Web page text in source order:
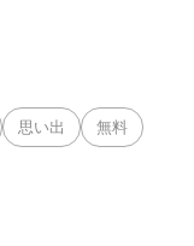
思い出 無料